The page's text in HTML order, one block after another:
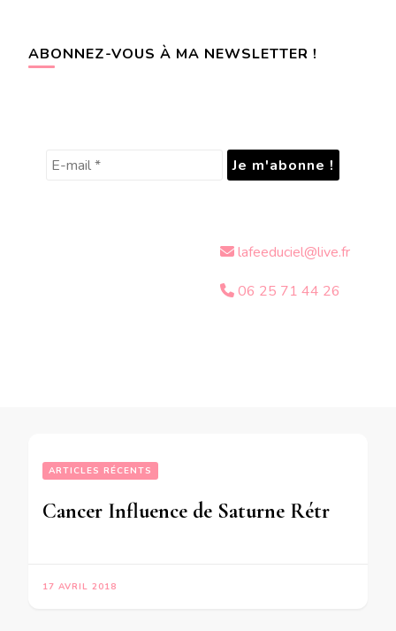
ABONNEZ-VOUS À MA NEWSLETTER !
lafeeduciel@live.fr
06 25 71 44 26
ARTICLES RÉCENTS
17 AVRIL 2018